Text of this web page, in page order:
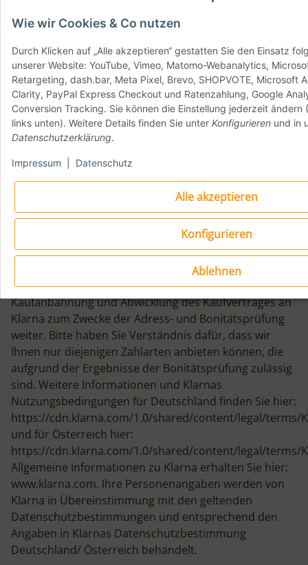
Alle akzeptieren
Konfigurieren
Ablehnen
Wie wir Cookies & Co nutzen
Durch Klicken auf „Alle akzeptieren“ gestatten Sie den Einsatz
unserer Website: YouTube, Vimeo, Matomo-Webanalytics,
Retargeting, dash.bar, Meta Pixel, Brevo, SHOPVOTE, Microsoft
Clarity, PayPal Express Checkout und Ratenzahlung, Google
Conversion Tracking. Sie können die Einstellung jederzeit
links unten). Weitere Details finden Sie unter Konfigurieren und in
Datenschutzerklärung.
Impressum Datenschutz
Gesamtbetrages (mindestens jedoch 6,95 EUR)
oder unter den sonst in der Kasse angegebenen
Bedingungen bezahlen. Die Ratenzahlung ist
jeweils zum Ende des Monats nach Übersendung
einer Monatsrechnung durch Klarna fällig.
Weitere Informationen zum Ratenkauf
einschließlich der Allgemeinen
Geschäftsbedingungen und der europäischen
Standardinformationen für Verbraucherkredite
https://cdn.klarna.com/1.0/shared/content/legal/
Sofort: Die Belastung Ihres Kontos erfolgt
unmittelbar nach Abgabe der Bestellung.
Die Nutzung der Zahlungsarten Rechnung, Ratenkauf
und Lastschrift setzt eine positive Bonitätsprüfung
voraus. Insofern leiten wir Ihre Daten im Rahmen der
Kaufanbahnung und Abwicklung des Kaufvertrages an
Klarna zum Zwecke der Adress- und Bonitätsprüfung
weiter. Bitte haben Sie Verständnis dafür, dass wir
Ihnen nur diejenigen Zahlarten anbieten können, die
aufgrund der Ergebnisse der Bonitätsprüfung zulässig
sind. Weitere Informationen und Klarnas
Nutzungsbedingungen für Deutschland finden Sie hier:
https://cdn.klarna.com/1.0/shared/content/legal/terms/
und für Österreich hier:
https://cdn.klarna.com/1.0/shared/content/legal/terms/
Allgemeine Informationen zu Klarna erhalten Sie hier:
www.klarna.com. Ihre Personenangaben werden von
Klarna in Übereinstimmung mit den geltenden
Datenschutzbestimmungen und entsprechend den
Angaben in Klarnas Datenschutzbestimmung
Deutschland/ Österreich behandelt.